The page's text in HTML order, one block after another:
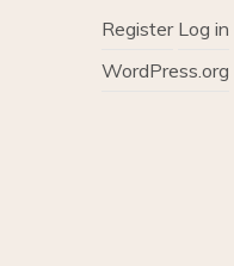
Register Log in
WordPress.org